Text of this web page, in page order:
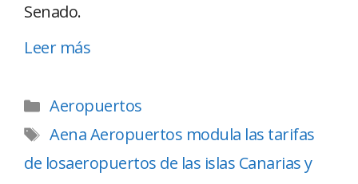
Senado.
Leer más
Aeropuertos
Aena Aeropuertos modula las tarifas
de losaeropuertos de las islas Canarias y